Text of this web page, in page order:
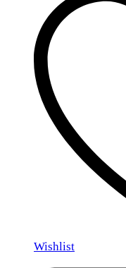
Wishlist